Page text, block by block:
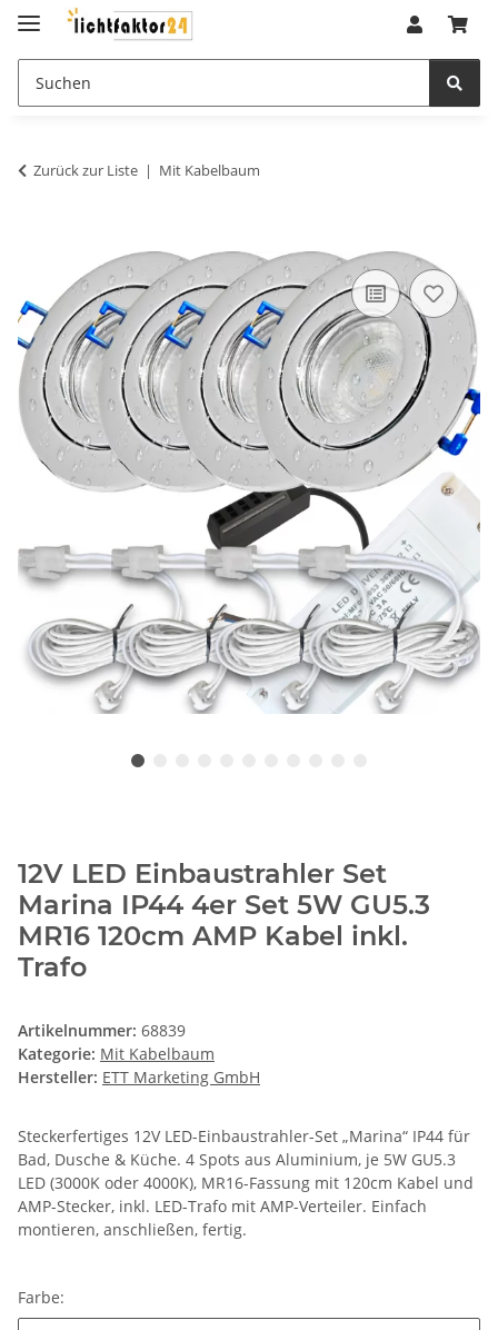
Zurück zur Liste Mit Kabelbaum
12V LED Einbaustrahler Set
Marina IP44 4er Set 5W GU5.3
MR16 120cm AMP Kabel inkl.
Trafo
Artikelnummer: 68839
Kategorie: Mit Kabelbaum
Hersteller: ETT Marketing GmbH
Steckerfertiges 12V LED-Einbaustrahler-Set „Marina“ IP44 für
Bad, Dusche & Küche. 4 Spots aus Aluminium, je 5W GU5.3
LED (3000K oder 4000K), MR16-Fassung mit 120cm Kabel und
AMP-Stecker, inkl. LED-Trafo mit AMP-Verteiler. Einfach
montieren, anschließen, fertig.
Farbe: